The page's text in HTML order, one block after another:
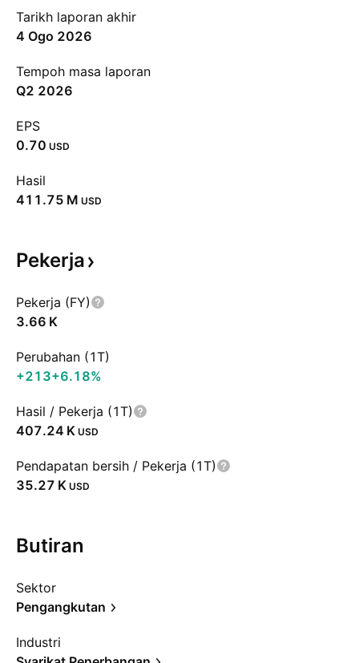
Tarikh laporan akhir
4 Ogo 2026
Tempoh masa laporan
Q2 2026
EPS
0.70 USD
Hasil
‪411.75 M‬ USD
Pekerja
Pekerja (FY)
‪3.66 K‬
Perubahan (1T)
+213+6.18%
Hasil / Pekerja (1T)
‪407.24 K‬ USD
Pendapatan bersih / Pekerja (1T)
‪35.27 K‬ USD
Butiran
Sektor
Pengangkutan
Industri